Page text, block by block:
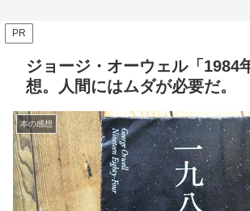
PR
ジョージ・オーウェル「1984
想。人間にはムダが必要だ。
本の感想